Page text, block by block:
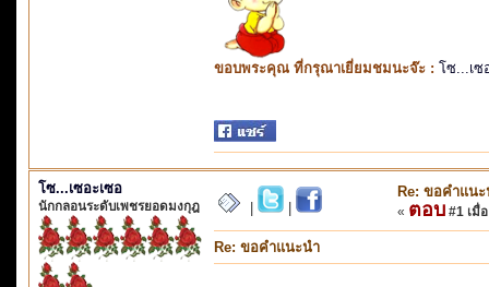
ขอบพระคุณ ที่กรุณาเยี่ยมชมนะจ๊ะ : โซ...เซ
โซ...เซอะเซอ
นักกลอนระดับเพชรยอดมงกุฎ
Re: ขอคำแนะ
« ตอบ #1 เมื่
Re: ขอคำแนะนำ